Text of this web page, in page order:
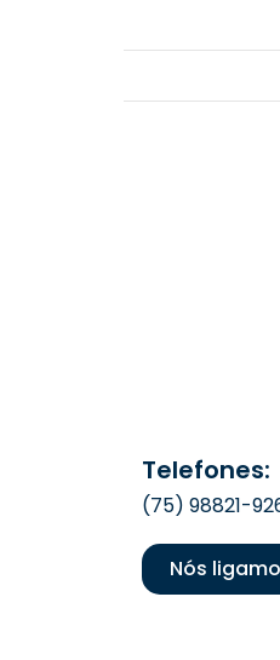
Telefones:
(75) 98821-
Nós